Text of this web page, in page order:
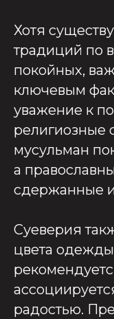
Хотя
традиций по
покойных,
ключевым
уважение к
религиозные
мусульман
а
сдержанные
Суеверия
цвета
радостью.